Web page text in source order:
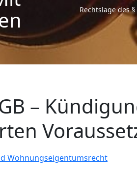
Rechtslage des
–
Wohnungseigentumsrecht